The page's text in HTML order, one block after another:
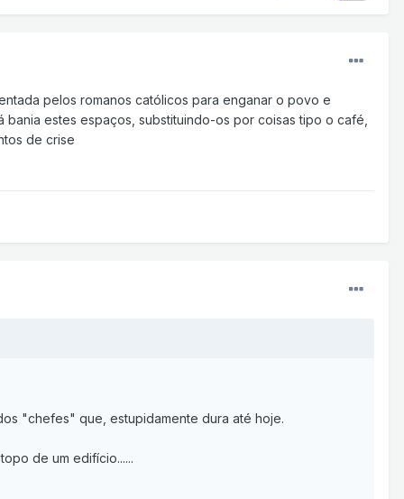
pelos romanos católicos para enganar o povo e
estes espaços, substituindo-os por coisas tipo o café,
de crise
"chefes" que, estupidamente dura até hoje.
de um edifício......